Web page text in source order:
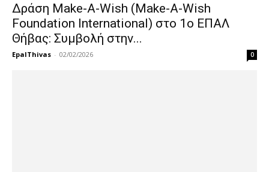
Δράση Make-A-Wish (Make-A-Wish
Foundation International) στο 1ο ΕΠΑΛ
Θήβας: Συμβολή στην...
EpalThivas - 02/02/2026 0